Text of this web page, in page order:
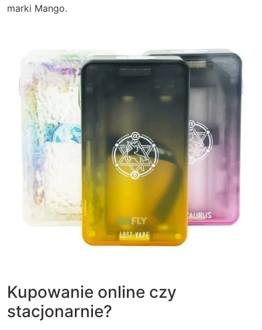
marki Mango.
Kupowanie online czy
stacjonarnie?